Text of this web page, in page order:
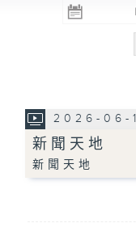
電台
2026-06-
新聞天地
新聞天地